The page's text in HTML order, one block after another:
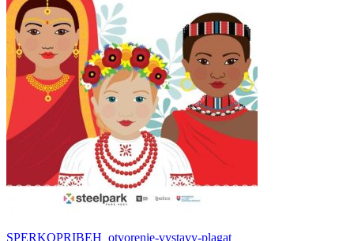
SPERKOPRIBEH_otvorenie-vystavy-plagat